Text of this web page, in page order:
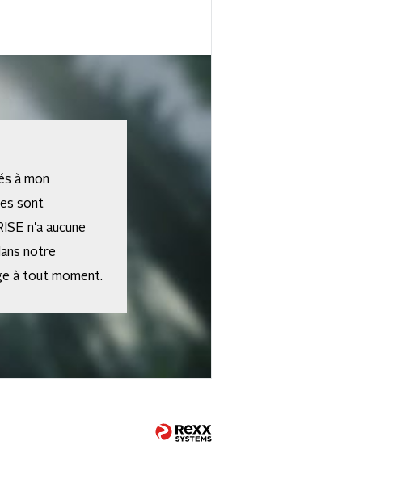
à mon
sont
n'a aucune
notre
à tout moment.